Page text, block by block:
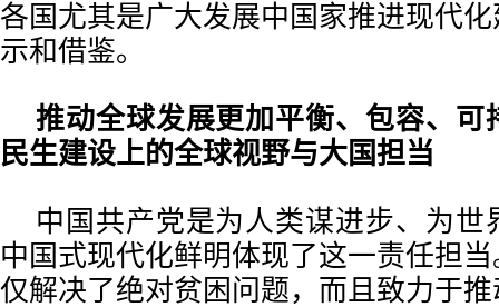
各国尤其是广大发展中国家推进现代
示和借鉴。
推动全球发展更加平衡、包容、可
民生建设上的全球视野与大国担当
中国共产党是为人类谋进步、为世
中国式现代化鲜明体现了这一责任担
仅解决了绝对贫困问题，而且致力于